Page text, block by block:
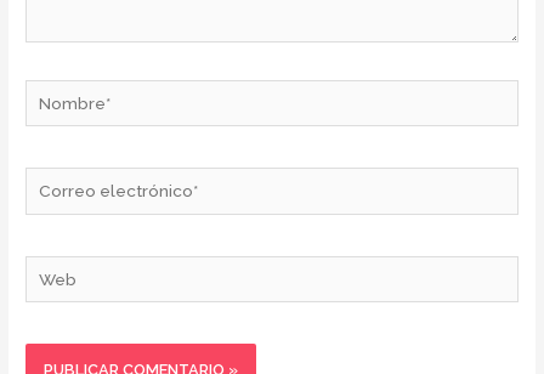
Nombre*
electrónico*